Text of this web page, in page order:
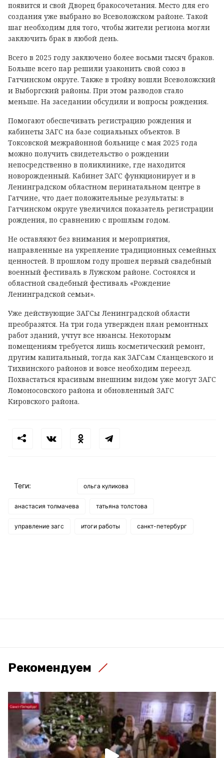
появится и свой Дворец бракосочетания. Место для его
создания уже выбрано во Всеволожском районе. Такой
шаг необходим для того, чтобы жители региона могли
заключить брак в любой день.
Всего в 2025 году заключено более восьми тысяч браков.
Больше всего пар решили узаконить свой союз в
Гатчинском округе. Также в тройку вошли Всеволожский
и Выборгский районы. При этом разводов стало
меньше. На заседании обсудили и вопросы рождения.
Помогают обеспечивать регистрацию рождения и
кабинеты ЗАГС на базе социальных объектов. В
Токсовской межрайонной больнице с мая 2025 года
можно получить свидетельство о рождении
непосредственно в поликлинике, где находится
новорожденный. Кабинет ЗАГС функционирует и в
Ленинградском областном перинатальном центре в
Гатчине, что дает положительные результаты: в
Гатчинском округе увеличился показатель регистрации
рождения, по сравнению с прошлым годом.
Не оставляют без внимания и мероприятия,
направленные на укрепление традиционных семейных
ценностей. В прошлом году прошел первый свадебный
военный фестиваль в Лужском районе. Состоялся и
областной свадебный фестиваль «Рождение
Ленинградской семьи».
Уже действующие ЗАГСы Ленинградской области
преобразятся. На три года утвержден план ремонтных
работ зданий, учтут все нюансы. Некоторым
помещениям требуется лишь косметический ремонт,
другим капитальный, тогда как ЗАГСам Сланцевского и
Тихвинского районов и вовсе необходим переезд.
Похвастаться красивым внешним видом уже могут ЗАГС
Ломоносовского района и обновленный ЗАГС
Кировского района.
Теги: ольга куликова
анастасия толмачева татьяна толстова
управление загс итоги работы санкт-петербург
Рекомендуем